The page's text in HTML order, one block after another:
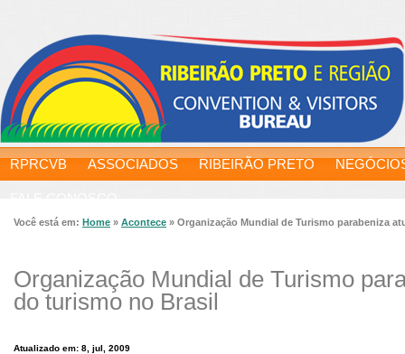
RPRCVB ASSOCIADOS RIBEIRÃO PRETO
Você está em: Home » Acontece » Organização Mundial de Turismo parabeniza
Organização Mundial de Turismo
do turismo no Brasil
Atualizado em: 8, jul, 2009